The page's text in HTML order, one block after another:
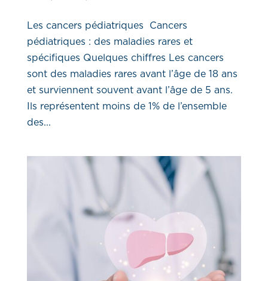
Les cancers pédiatriques Cancers
pédiatriques : des maladies rares et
spécifiques Quelques chiffres Les cancers
sont des maladies rares avant l’âge de 18 ans
et surviennent souvent avant l’âge de 5 ans.
Ils représentent moins de 1% de l’ensemble
des...